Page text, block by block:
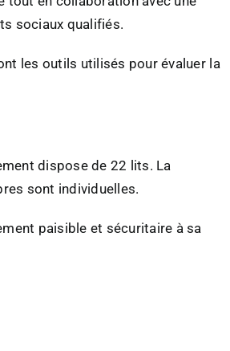
sociaux qualifiés.
les outils utilisés pour évaluer la
dispose de 22 lits. La
sont individuelles.
paisible et sécuritaire à sa